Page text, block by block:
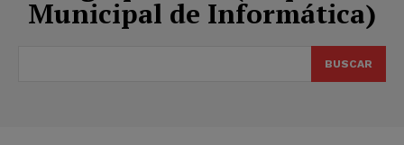
Municipal de Informática)
BUSCAR